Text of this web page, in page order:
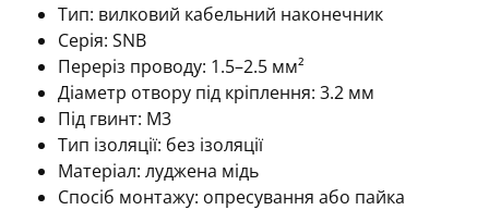
Тип: вилковий кабельний наконечник
Серія: SNB
Переріз проводу: 1.5–2.5 мм²
Діаметр отвору під кріплення: 3.2 мм
Під гвинт: M3
Тип ізоляції: без ізоляції
Матеріал: луджена мідь
Спосіб монтажу: опресування або пайка